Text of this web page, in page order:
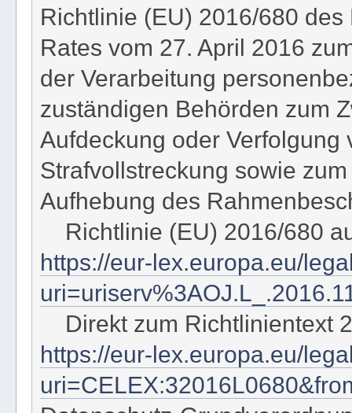
Richtlinie (EU) 2016/680
Rates vom 27. April 2016
der Verarbeitung
zuständigen Behörden zum
Aufdeckung oder Verfolgung
Strafvollstreckung sowie
Aufhebung des
Richtlinie (EU) 2016/680
https://eur-lex.europa.eu/
Direkt zum Richtlinientext
https://eur-lex.europa.eu/